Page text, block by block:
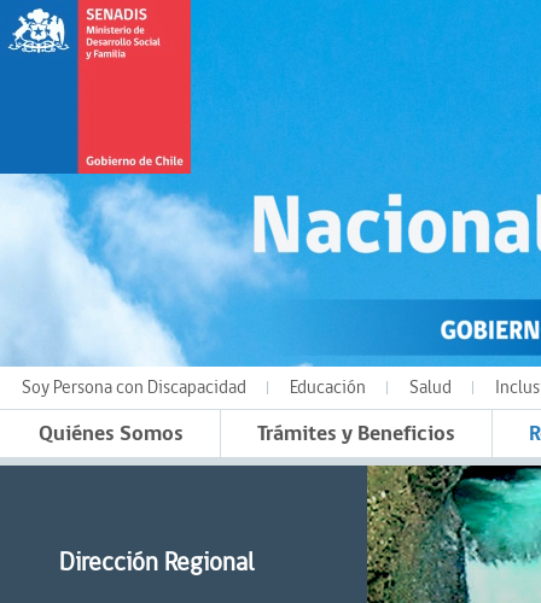
Soy Persona con Discapacidad Educación Salud
Quiénes Somos Trámites y Beneficios
Dirección Regional